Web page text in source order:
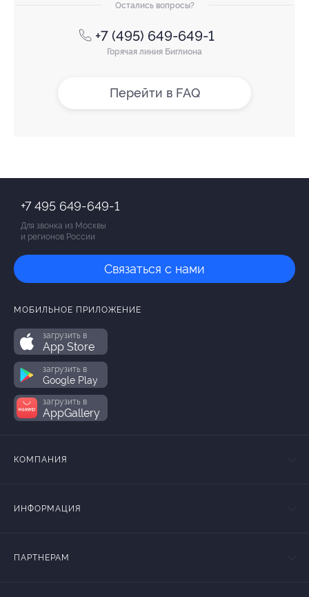
Остались вопросы?
+7 (495) 649-649-1
Горячая линия Биглиона
Перейти в FAQ
+7 495 649-649-1
Для звонка из Москвы
и регионов России
Связаться с нами
МОБИЛЬНОЕ ПРИЛОЖЕНИЕ
загрузить в
App Store
загрузить в
Google Play
загрузить в
AppGallery
КОМПАНИЯ
ИНФОРМАЦИЯ
ПАРТНЕРАМ